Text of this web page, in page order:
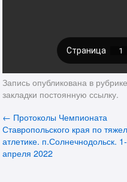
Запись опубликована в
закладки постоянную ссылку.
← Протоколы Чемпионата
Ставропольского края по
атлетике. п.Солнечнодольск.
апреля 2022